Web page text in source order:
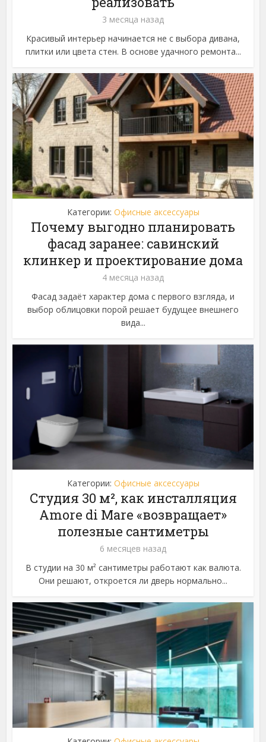
3 месяца назад
Красивый интерьер начинается не с выбора дивана,
плитки или цвета стен. В основе удачного ремонта...
Категории: Офисные аксессуары
Почему выгодно планировать
фасад заранее: савинский
клинкер и проектирование дома
4 месяца назад
Фасад задаёт характер дома с первого взгляда, и
выбор облицовки порой решает будущее внешнего
вида...
Категории: Офисные аксессуары
Студия 30 м², как инсталляция
Amore di Mare «возвращает»
полезные сантиметры
6 месяцев назад
В студии на 30 м² сантиметры работают как валюта.
Они решают, откроется ли дверь нормально...